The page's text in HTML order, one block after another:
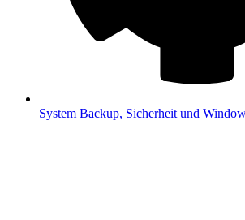
System Backup, Sicherheit und